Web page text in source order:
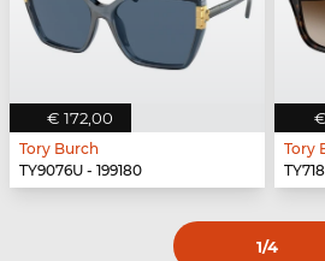
€ 172,00
Tory Burch
TY9076U - 199180
Tory
1/4